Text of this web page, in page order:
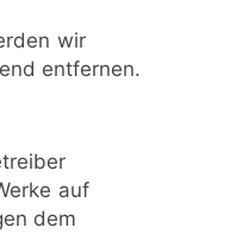
wir
entfernen.
auf
dem